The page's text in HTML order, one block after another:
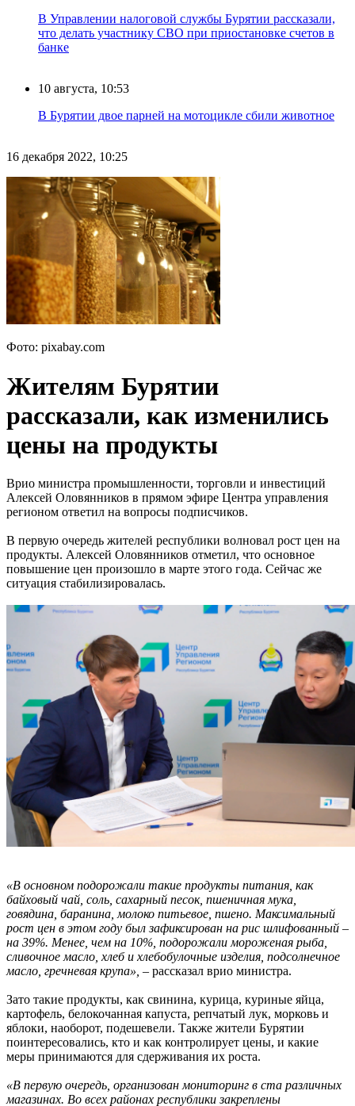
В Управлении налоговой службы Бурятии рассказали,
что делать участнику СВО при приостановке счетов в
банке
10 августа, 10:53
В Бурятии двое парней на мотоцикле сбили животное
16 декабря 2022, 10:25
Фото: pixabay.com
Жителям Бурятии
рассказали, как изменились
цены на продукты
Врио министра промышленности, торговли и инвестиций
Алексей Оловянников в прямом эфире Центра управления
регионом ответил на вопросы подписчиков.
В первую очередь жителей республики волновал рост цен на
продукты. Алексей Оловянников отметил, что основное
повышение цен произошло в марте этого года. Сейчас же
ситуация стабилизировалась.
«В основном подорожали такие продукты питания, как
байховый чай, соль, сахарный песок, пшеничная мука,
говядина, баранина, молоко питьевое, пшено. Максимальный
рост цен в этом году был зафиксирован на рис шлифованный –
на 39%. Менее, чем на 10%, подорожали мороженая рыба,
сливочное масло, хлеб и хлебобулочные изделия, подсолнечное
масло, гречневая крупа», – рассказал врио министра.
Зато такие продукты, как свинина, курица, куриные яйца,
картофель, белокочанная капуста, репчатый лук, морковь и
яблоки, наоборот, подешевели. Также жители Бурятии
поинтересовались, кто и как контролирует цены, и какие
меры принимаются для сдерживания их роста.
«В первую очередь, организован мониторинг в ста различных
магазинах. Во всех районах республики закреплены